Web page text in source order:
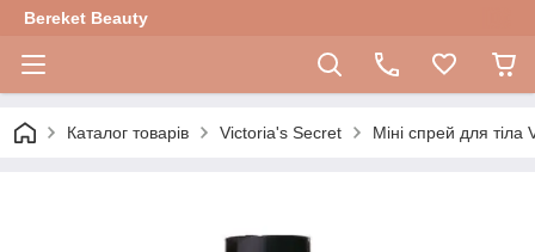
Bereket Beauty
Каталог товарів Victoria's Secret Міні спрей для